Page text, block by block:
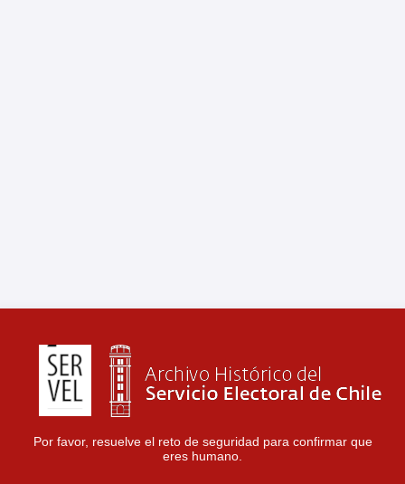
Por favor, resuelve el reto de seguridad para confirmar que
eres humano.